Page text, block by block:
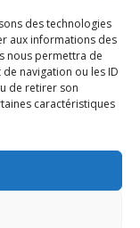
des technologies
aux informations des
nous permettra de
navigation ou les ID
de retirer son
caractéristiques
– Tous